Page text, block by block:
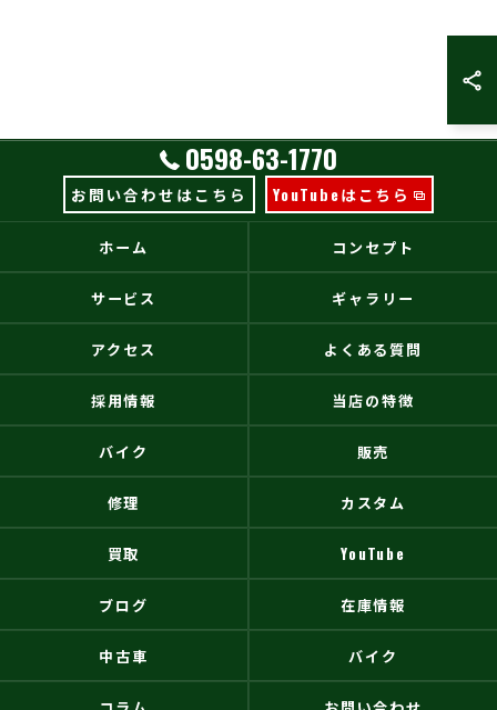
0598-63-1770
お問い合わせはこちら YouTubeはこちら
ホーム コンセプト
サービス ギャラリー
アクセス よくある質問
採用情報 当店の特徴
バイク 販売
修理 カスタム
買取 YouTube
ブログ 在庫情報
中古車 バイク